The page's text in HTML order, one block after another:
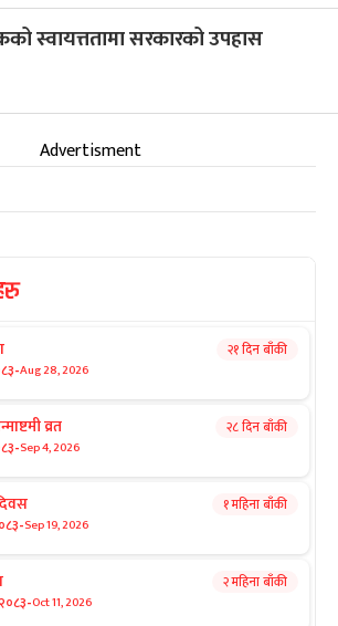
स्वायत्ततामा सरकारको उपहास
Advertisment
-Aug 28, 2026
२१ दिन बाँकी
व्रत
-Sep 4, 2026
२८ दिन बाँकी
-Sep 19, 2026
१ महिना बाँकी
-Oct 11, 2026
२ महिना बाँकी